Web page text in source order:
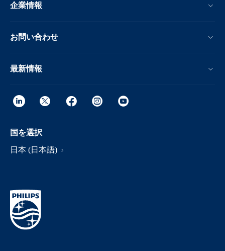
企業情報
お問い合わせ
最新情報
国を選択
日本 (日本語)